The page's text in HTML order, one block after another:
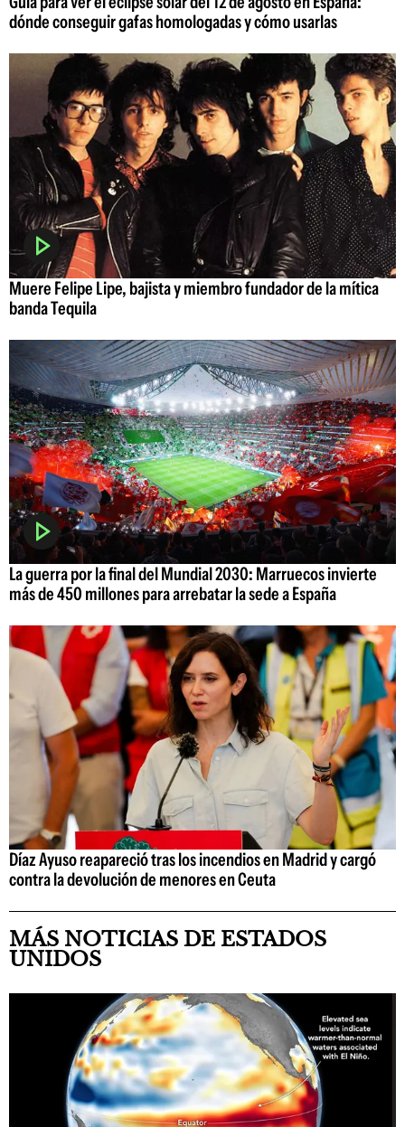
dónde conseguir gafas homologadas y cómo usarlas
Muere Felipe Lipe, bajista y miembro fundador de la mítica
banda Tequila
La guerra por la final del Mundial 2030: Marruecos invierte
más de 450 millones para arrebatar la sede a España
Díaz Ayuso reapareció tras los incendios en Madrid y cargó
contra la devolución de menores en Ceuta
MÁS NOTICIAS DE ESTADOS
UNIDOS